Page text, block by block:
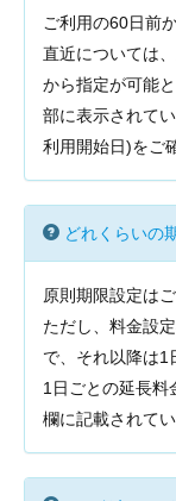
ご利用の60日前
直近については
から指定が可能
部に表示されて
利用開始日)をご
どれくらいの
原則期限設定は
ただし、料金設
で、それ以降は1
1日ごとの延長料
欄に記載されて